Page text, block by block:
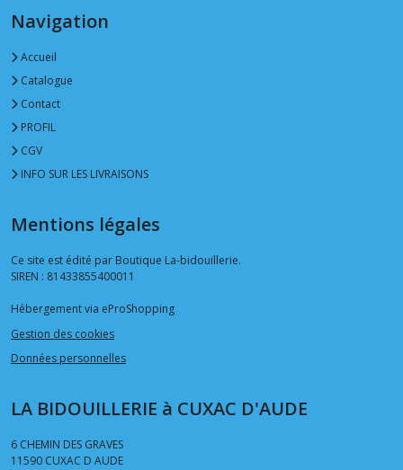
Navigation
Accueil
Catalogue
Contact
PROFIL
CGV
INFO SUR LES LIVRAISONS
Mentions légales
Ce site est édité par Boutique La-bidouillerie.
SIREN : 81433855400011
Hébergement via eProShopping
Gestion des cookies
Données personnelles
LA BIDOUILLERIE à CUXAC D'AUDE
6 CHEMIN DES GRAVES
11590 CUXAC D AUDE